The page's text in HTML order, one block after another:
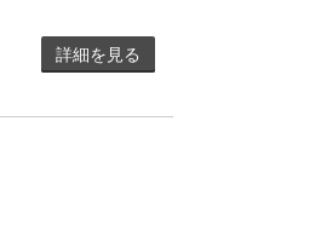
詳細を見る